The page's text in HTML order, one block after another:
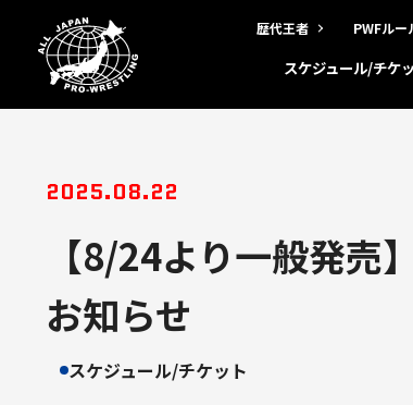
歴代王者 PWFルー
スケジュール/チケ
2025.08.22
【8/24より一般発
お知らせ
スケジュール/チケット